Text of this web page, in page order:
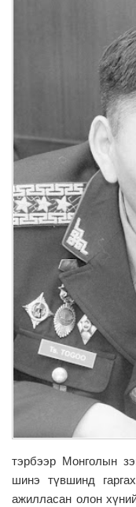
тэрбээр Монголын
шинэ түвшинд
ажилласан олон